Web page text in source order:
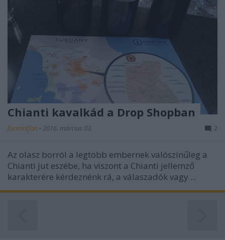
Chianti kavalkád a Drop Shopban
furmintfan • 2016. március 03. 2
Az olasz borról a legtöbb embernek valószínűleg a
Chianti jut eszébe, ha viszont a Chianti jellemző
karakterére kérdeznénk rá, a válaszadók vagy ...